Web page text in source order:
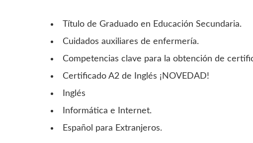
Título de Graduado en Educación Secundaria.
Cuidados auxiliares de enfermería.
Competencias clave para la obtención de
Certificado A2 de Inglés ¡NOVEDAD!
Inglés
Informática e Internet.
Español para Extranjeros.